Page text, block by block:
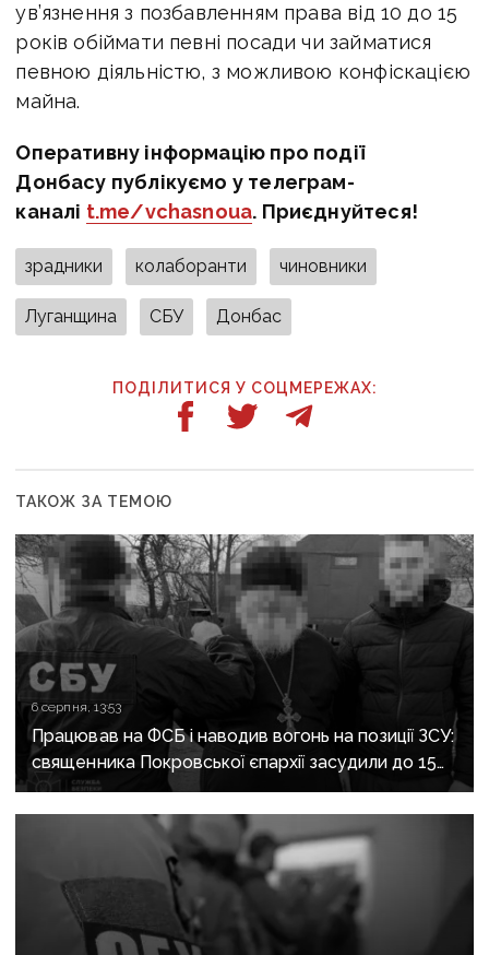
ув’язнення з позбавленням права від 10 до 15
років обіймати певні посади чи займатися
певною діяльністю, з можливою конфіскацією
майна.
Оперативну інформацію про події
Донбасу публікуємо у телеграм-
каналі t.me/vchasnoua. Приєднуйтеся!
зрадники колаборанти чиновники
Луганщина СБУ Донбас
ПОДІЛИТИСЯ У СОЦМЕРЕЖАХ:
ТАКОЖ ЗА ТЕМОЮ
6 серпня, 13:53
Працював на ФСБ і наводив вогонь на позиції ЗСУ:
священника Покровської єпархії засудили до 15
років